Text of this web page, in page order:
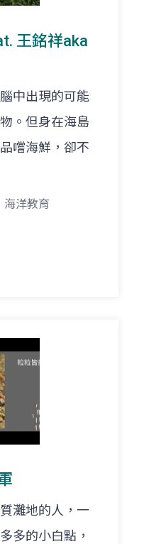
王銘祥aka
中出現的可能
。但身在海島
嚐海鮮，卻不
海洋教育
灘地的人，一
多的小白點，